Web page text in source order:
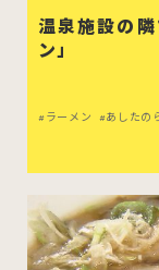
温泉施設の
ン」
ラーメン あしたの